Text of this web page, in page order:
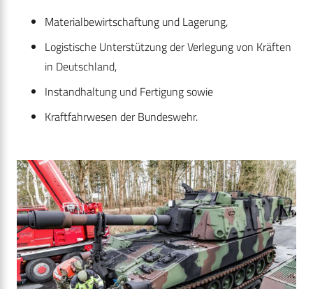
Materialbewirtschaftung und Lagerung,
Logistische Unterstützung der Verlegung von Kräften
in Deutschland,
Instandhaltung und Fertigung sowie
Kraftfahrwesen der Bundeswehr.